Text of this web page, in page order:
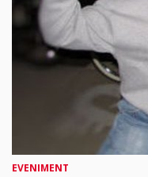
EVENIMENT